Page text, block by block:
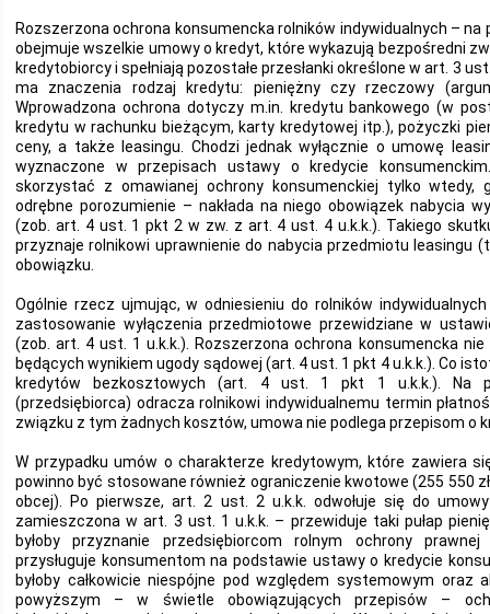
Rozszerzona ochrona konsumencka rolników indywidualnych – na
obejmuje wszelkie umowy o kredyt, które wykazują bezpośredni
kredytobiorcy i spełniają pozostałe przesłanki określone w art. 3
ma znaczenia rodzaj kredytu: pieniężny czy rzeczowy
Wprowadzona ochrona dotyczy m.in. kredytu bankowego (w
kredytu w rachunku bieżącym, karty kredytowej itp.), pożyczki
ceny, a także leasingu. Chodzi jednak wyłącznie o umowę
wyznaczone w przepisach ustawy o kredycie
skorzystać z omawianej ochrony konsumenckiej tylko wtedy,
odrębne porozumienie – nakłada na niego obowiązek nabycia
(zob. art. 4 ust. 1 pkt 2 w zw. z art. 4 ust. 4 u.k.k.). Takiego
przyznaje rolnikowi uprawnienie do nabycia przedmiotu leasingu
obowiązku.
Ogólnie rzecz ujmując, w odniesieniu do rolników
zastosowanie wyłączenia przedmiotowe przewidziane w
(zob. art. 4 ust. 1 u.k.k.). Rozszerzona ochrona konsumencka
będących wynikiem ugody sądowej (art. 4 ust. 1 pkt 4 u.k.k.). Co
kredytów bezkosztowych (art. 4 ust. 1 pkt 1 u.k.k.). Na
(przedsiębiorca) odracza rolnikowi indywidualnemu termin
związku z tym żadnych kosztów, umowa nie podlega przepisom o
W przypadku umów o charakterze kredytowym, które zawiera
powinno być stosowane również ograniczenie kwotowe (255 550
obcej). Po pierwsze, art. 2 ust. 2 u.k.k. odwołuje się do
zamieszczona w art. 3 ust. 1 u.k.k. – przewiduje taki pułap
byłoby przyznanie przedsiębiorcom rolnym ochrony
przysługuje konsumentom na podstawie ustawy o kredycie
byłoby całkowicie niespójne pod względem systemowym oraz
powyższym – w świetle obowiązujących przepisów –